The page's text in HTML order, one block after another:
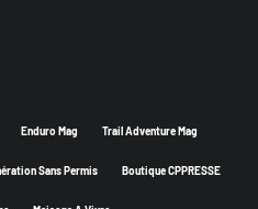
Enduro Mag Trail Adventure Mag
Sans Permis Boutique CPPRESSE